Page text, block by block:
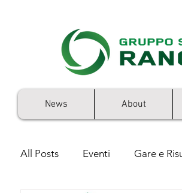
News About
All Posts Eventi Gare e